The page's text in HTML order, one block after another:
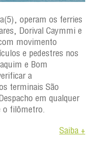
operam os ferries
Dorival Caymmi e
movimento
e pedestres nos
e Bom
a
terminais São
em qualquer
o filômetro.
Saiba +